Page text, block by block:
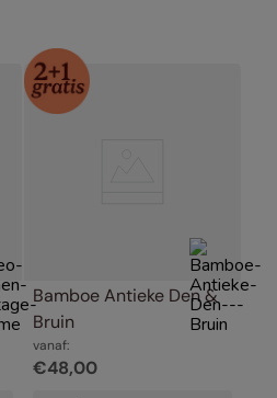
Bamboe Antieke Den &
Bruin
vanaf:
€48,00